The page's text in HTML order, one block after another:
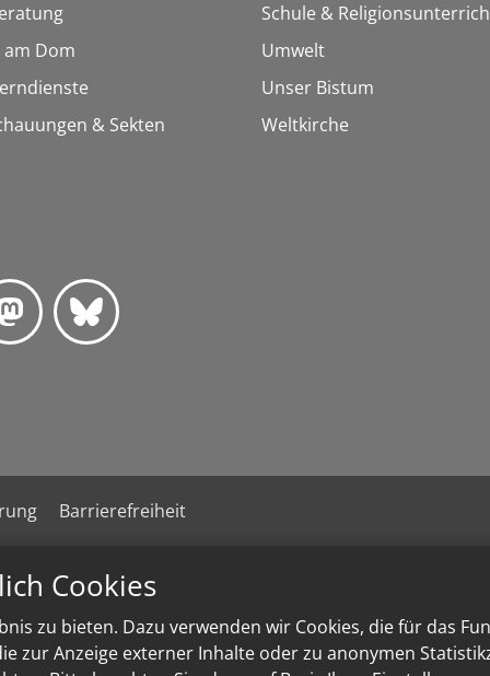
Cookies
zu bieten. Dazu verwenden wir Cookies, die für das
zur Anzeige externer Inhalte oder zu anonymen
Dom
& Sekten
Schule &
Umwelt
Unser Bistum
Weltkirche
Barrierefreiheit